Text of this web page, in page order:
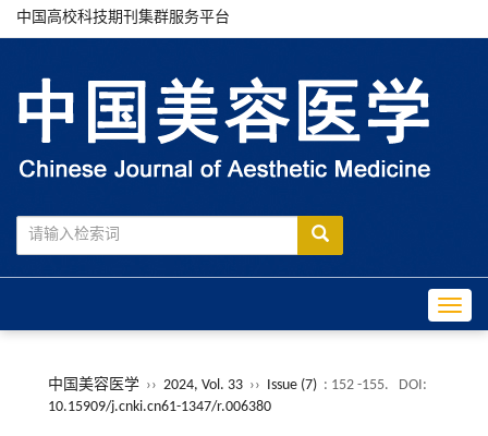
中国高校科技期刊集群服务平台
中国美容医学 ›› 2024, Vol. 33 ›› Issue (7) : 152 -155.
DOI:
10.15909/j.cnki.cn61-1347/r.006380